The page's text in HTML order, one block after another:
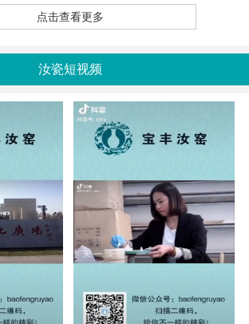
点击查看更多
汝瓷短视频